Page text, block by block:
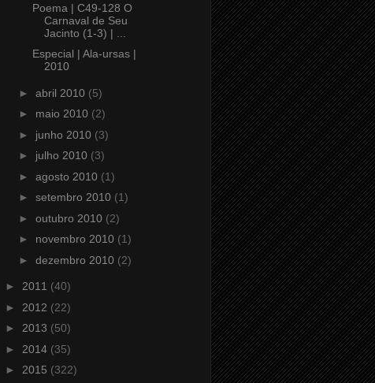
Poema | C49-128 O
Carnaval de Seu
Jacinto (1-3) | ...
Especial | Ala-ursas |
2010
► abril 2010 (5)
► maio 2010 (2)
► junho 2010 (3)
► julho 2010 (3)
► agosto 2010 (1)
► setembro 2010 (1)
► outubro 2010 (2)
► novembro 2010 (1)
► dezembro 2010 (2)
► 2011 (40)
► 2012 (22)
► 2013 (50)
► 2014 (35)
► 2015 (322)